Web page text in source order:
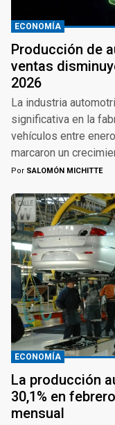
ECONOMÍA
Producción de
ventas
2026
La industria
significativa en la
vehículos entre
marcaron un
Por SALOMÓN MICHITTE
ECONOMÍA
La producción
30,1% en
mensual